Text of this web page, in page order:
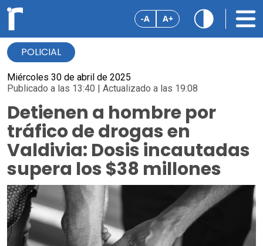
-A A+
POLICIAL
Miércoles 30 de abril de 2025
Publicado a las 13:40 | Actualizado a las 19:08
Detienen a hombre por
tráfico de drogas en
Valdivia: Dosis incautadas
supera los $38 millones